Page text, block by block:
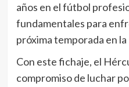
años en el fútbol
fundamentales para
próxima temporada en
Con este fichaje, el
compromiso de luchar